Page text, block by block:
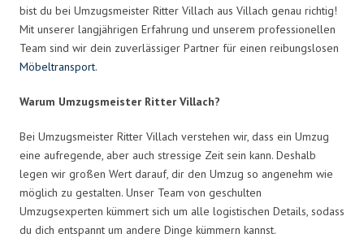
bist du bei Umzugsmeister Ritter Villach aus Villach genau richtig!
Mit unserer langjährigen Erfahrung und unserem professionellen
Team sind wir dein zuverlässiger Partner für einen reibungslosen
Möbeltransport.
Warum Umzugsmeister Ritter Villach?
Bei Umzugsmeister Ritter Villach verstehen wir, dass ein Umzug
eine aufregende, aber auch stressige Zeit sein kann. Deshalb
legen wir großen Wert darauf, dir den Umzug so angenehm wie
möglich zu gestalten. Unser Team von geschulten
Umzugsexperten kümmert sich um alle logistischen Details, sodass
du dich entspannt um andere Dinge kümmern kannst.